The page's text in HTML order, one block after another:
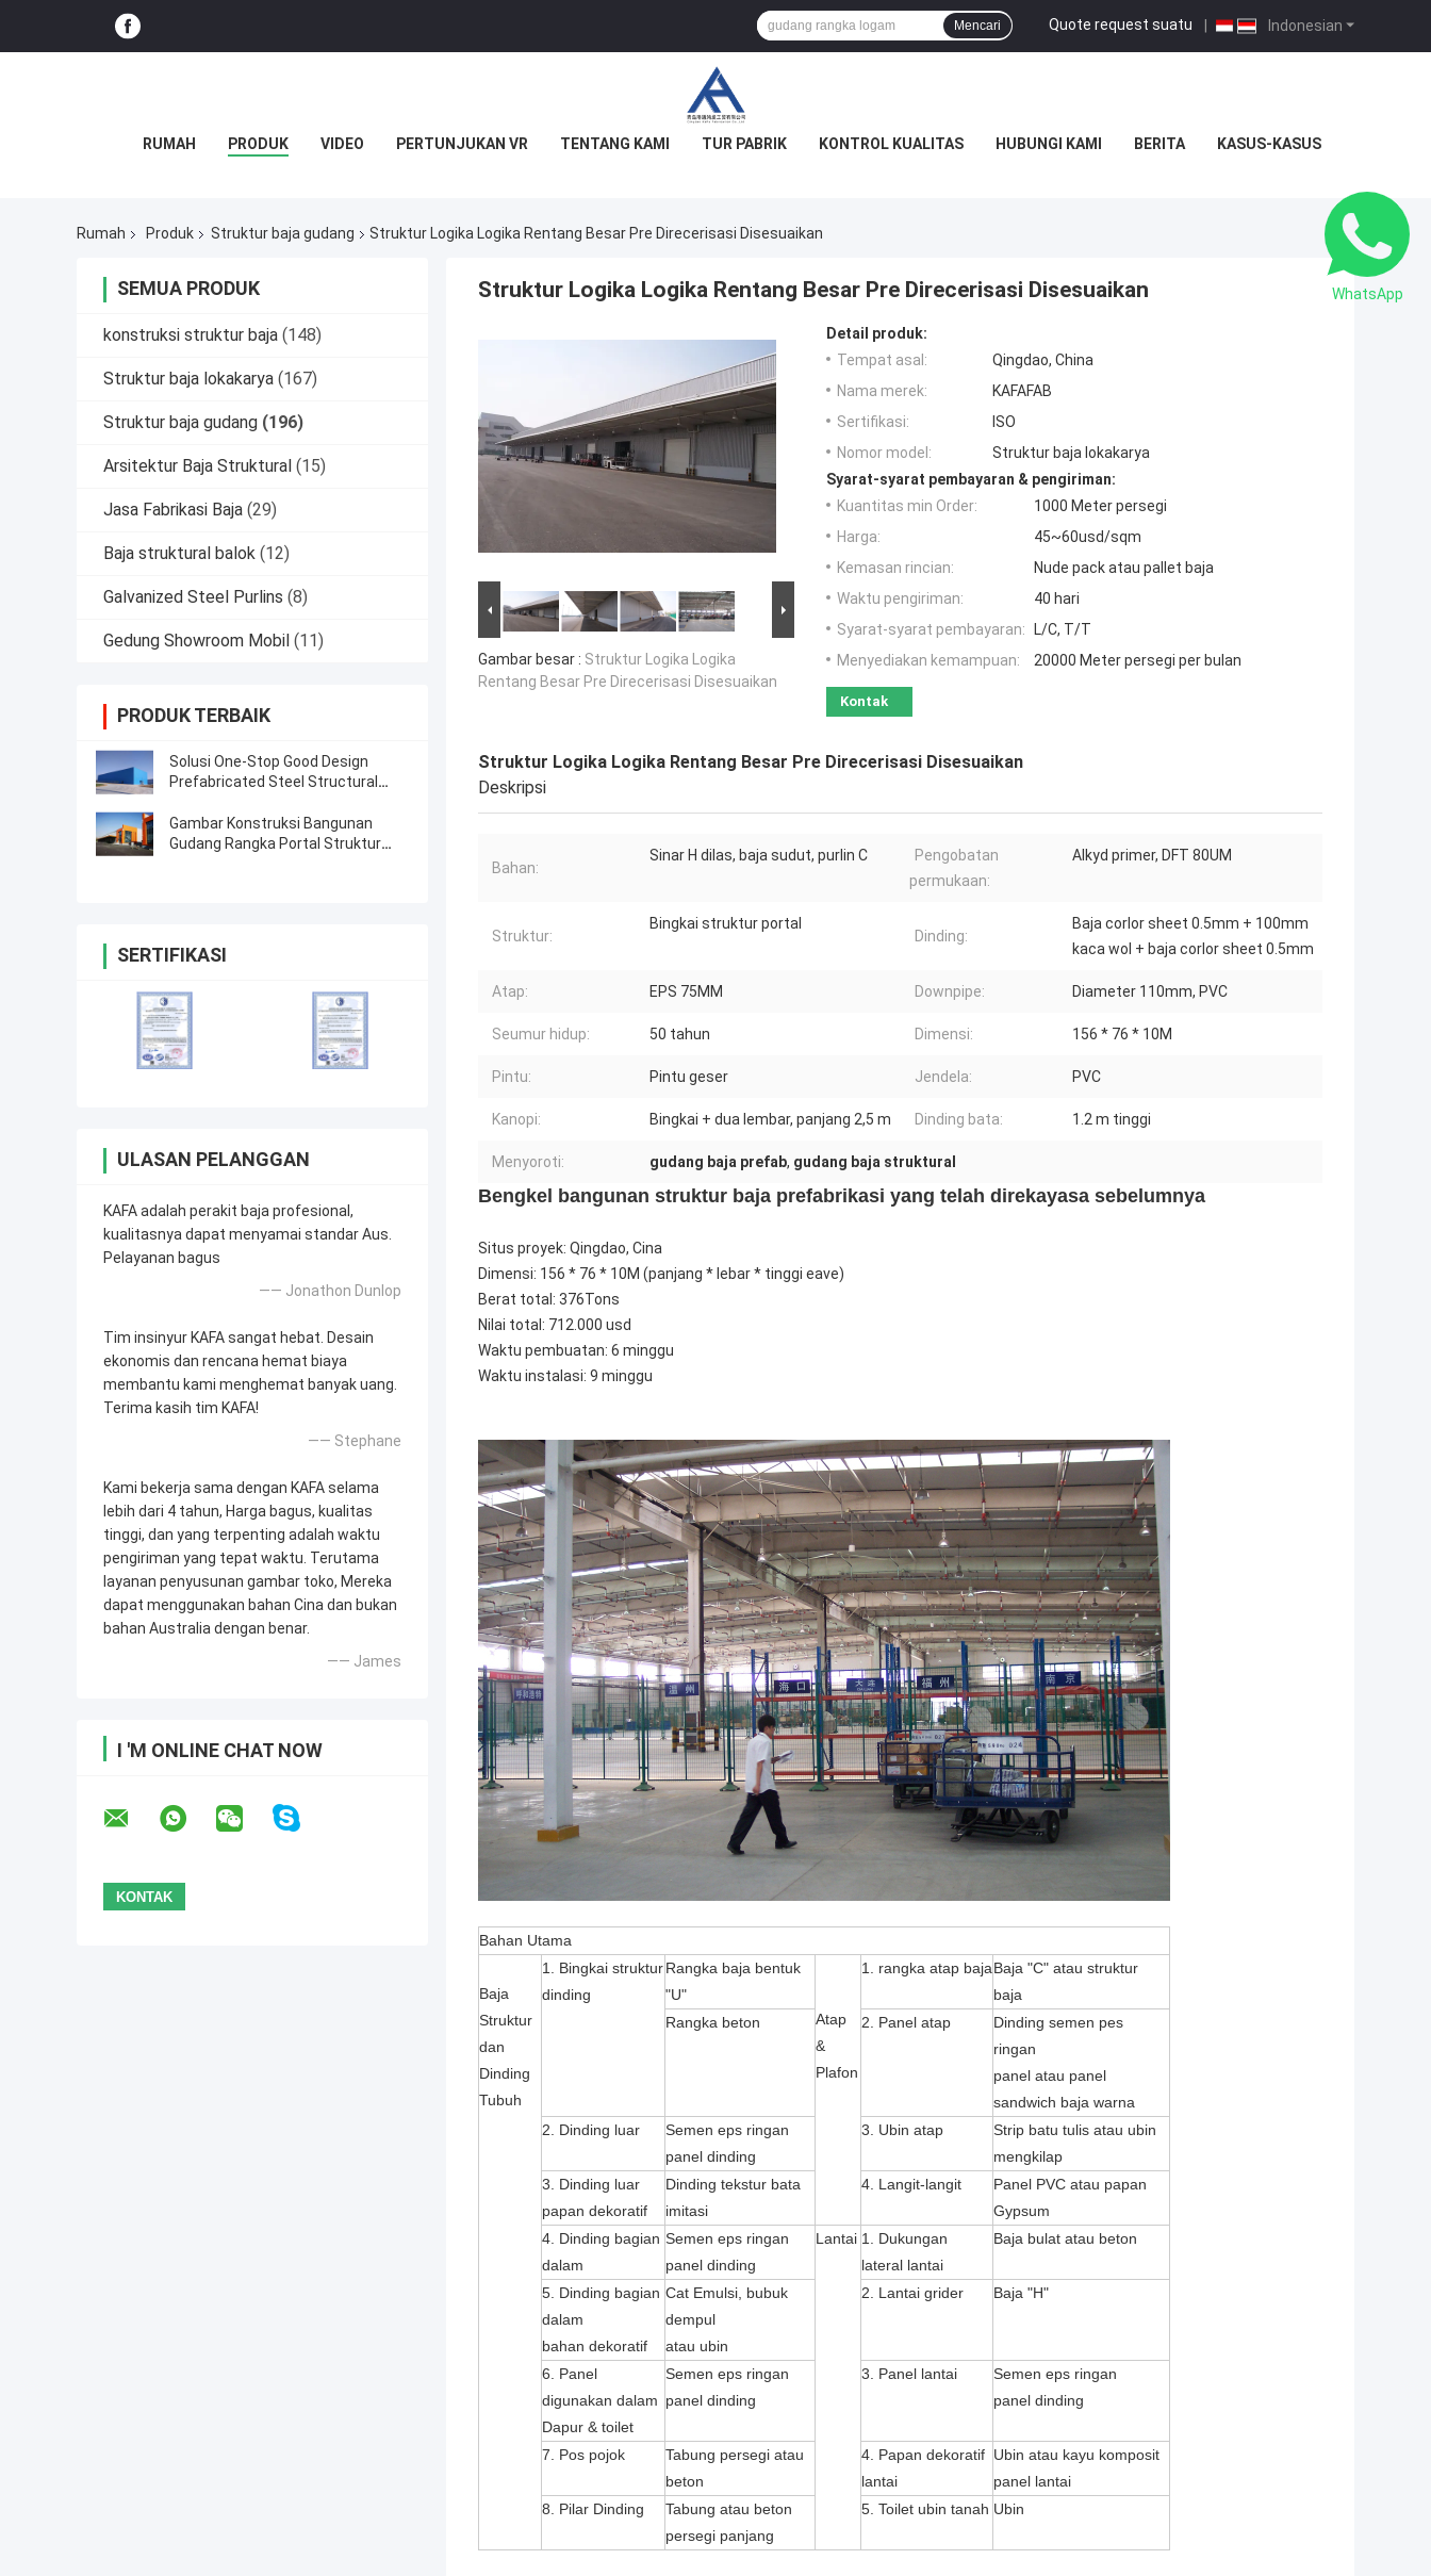
Indonesian
Quote request suatu |
Mencari
RUMAH PRODUK VIDEO PERTUNJUKAN VR TENTANG KAMI TUR PABRIK KONTROL KUALITAS HUBUNGI KAMI BERITA KASUS-KASUS
Rumah Produk Struktur baja gudang Struktur Logika Logika Rentang Besar Pre Direcerisasi Disesuaikan
SEMUA PRODUK
konstruksi struktur baja (148)
Struktur baja lokakarya (167)
Struktur baja gudang (196)
Arsitektur Baja Struktural (15)
Jasa Fabrikasi Baja (29)
Baja struktural balok (12)
Galvanized Steel Purlins (8)
Gedung Showroom Mobil (11)
PRODUK TERBAIK
Solusi One-Stop Good Design
Prefabricated Steel Structural
Gambar Konstruksi Bangunan
Gudang Rangka Portal Struktur
SERTIFIKASI
ULASAN PELANGGAN
KAFA adalah perakit baja profesional,
kualitasnya dapat menyamai standar Aus.
Pelayanan bagus
—— Jonathon Dunlop
Tim insinyur KAFA sangat hebat. Desain
ekonomis dan rencana hemat biaya
membantu kami menghemat banyak uang.
Terima kasih tim KAFA!
—— Stephane
Kami bekerja sama dengan KAFA selama
lebih dari 4 tahun, Harga bagus, kualitas
tinggi, dan yang terpenting adalah waktu
pengiriman yang tepat waktu. Terutama
layanan penyusunan gambar toko, Mereka
dapat menggunakan bahan Cina dan bukan
bahan Australia dengan benar.
—— James
I 'M ONLINE CHAT NOW
Struktur Logika Logika Rentang Besar Pre Direcerisasi Disesuaikan
Gambar besar : Struktur Logika Logika
Rentang Besar Pre Direcerisasi Disesuaikan
Detail produk:
Tempat asal:
Qingdao, China
Nama merek:
KAFAFAB
Sertifikasi:
ISO
Nomor model:
Struktur baja lokakarya
Syarat-syarat pembayaran & pengiriman:
Kuantitas min Order:
1000 Meter persegi
Harga:
45~60usd/sqm
Kemasan rincian:
Nude pack atau pallet baja
Waktu pengiriman:
40 hari
Syarat-syarat pembayaran:
L/C, T/T
Menyediakan kemampuan:
20000 Meter persegi per bulan
Kontak
Struktur Logika Logika Rentang Besar Pre Direcerisasi Disesuaikan
Deskripsi
Bahan:
Sinar H dilas, baja sudut, purlin C
Pengobatan
permukaan:
Alkyd primer, DFT 80UM
Struktur:
Bingkai struktur portal
Dinding:
Baja corlor sheet 0.5mm + 100mm
kaca wol + baja corlor sheet 0.5mm
Atap: EPS 75MM Downpipe: Diameter 110mm, PVC
Seumur hidup: 50 tahun Dimensi: 156 * 76 * 10M
Pintu: Pintu geser Jendela: PVC
Kanopi: Bingkai + dua lembar, panjang 2,5 m Dinding bata: 1.2 m tinggi
Menyoroti: gudang baja prefab, gudang baja struktural
Bengkel bangunan struktur baja prefabrikasi yang telah direkayasa sebelumnya
Situs proyek: Qingdao, Cina
Dimensi: 156 * 76 * 10M (panjang * lebar * tinggi eave)
Berat total: 376Tons
Nilai total: 712.000 usd
Waktu pembuatan: 6 minggu
Waktu instalasi: 9 minggu
Bahan Utama
Baja
Struktur
dan
Dinding
Tubuh
1. Bingkai struktur
dinding
Rangka baja bentuk
"U"
Atap
&
Plafon
1. rangka atap bajaBaja "C" atau struktur
baja
Rangka beton
2. Panel atap
Dinding semen pes
ringan
panel atau panel
sandwich baja warna
2. Dinding luar
Semen eps ringan
panel dinding
3. Ubin atap
Strip batu tulis atau ubin
mengkilap
3. Dinding luar
papan dekoratif
Dinding tekstur bata
imitasi
4. Langit-langit
Panel PVC atau papan
Gypsum
4. Dinding bagian
dalam
Semen eps ringan
panel dinding
Lantai 1. Dukungan
lateral lantai
Baja bulat atau beton
5. Dinding bagian
dalam
bahan dekoratif
Cat Emulsi, bubuk
dempul
atau ubin
2. Lantai grider Baja "H"
6. Panel
digunakan dalam
Dapur & toilet
Semen eps ringan
panel dinding
3. Panel lantai
Semen eps ringan
panel dinding
7. Pos pojok
Tabung persegi atau
beton
4. Papan dekoratif
lantai
Ubin atau kayu komposit
panel lantai
8. Pilar Dinding
Tabung atau beton
persegi panjang
5. Toilet ubin tanah Ubin
WhatsApp